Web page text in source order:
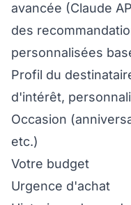
avancée (Claude
des
personnalisées
Profil du
d'intérêt,
Occasion
etc.)
Votre budget
Urgence d'achat